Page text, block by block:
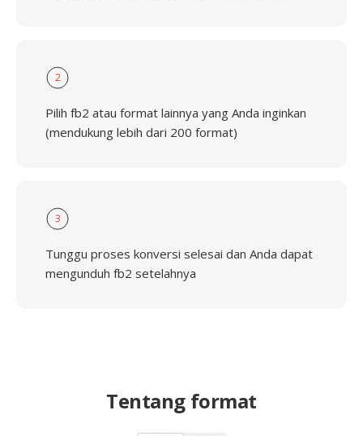
2
Pilih fb2 atau format lainnya yang Anda inginkan
(mendukung lebih dari 200 format)
3
Tunggu proses konversi selesai dan Anda dapat
mengunduh fb2 setelahnya
Tentang format